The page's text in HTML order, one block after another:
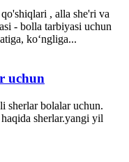
, alla she'ri va
- bolla tarbiyasi uchun
ko‘ngliga...
uchun
sherlar bolalar uchun.
sherlar.yangi yil